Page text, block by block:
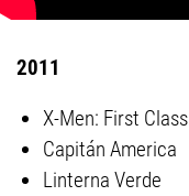
2011
X-Men: First Class
Capitán America
Linterna Verde